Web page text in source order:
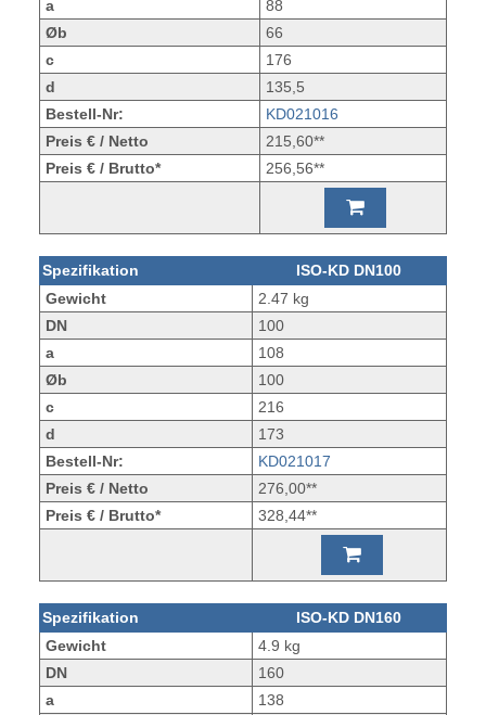
a
88
Øb
66
c
176
d
135,5
Bestell-Nr:
KD021016
Preis € / Netto
215,60**
Preis € / Brutto*
256,56**
Spezifikation
ISO-KD DN100
Gewicht
2.47 kg
DN
100
a
108
Øb
100
c
216
d
173
Bestell-Nr:
KD021017
Preis € / Netto
276,00**
Preis € / Brutto*
328,44**
Spezifikation
ISO-KD DN160
Gewicht
4.9 kg
DN
160
a
138